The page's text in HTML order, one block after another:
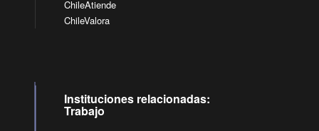
ChileAtiende
ChileValora
Instituciones relacionadas:
Trabajo